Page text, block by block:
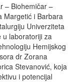
– Biohemičar –
Margetić i Barbara
Univerziteta
u laboratoriji za
Hemijskog
dr Zorana
Stevanović, koja
i potencijal